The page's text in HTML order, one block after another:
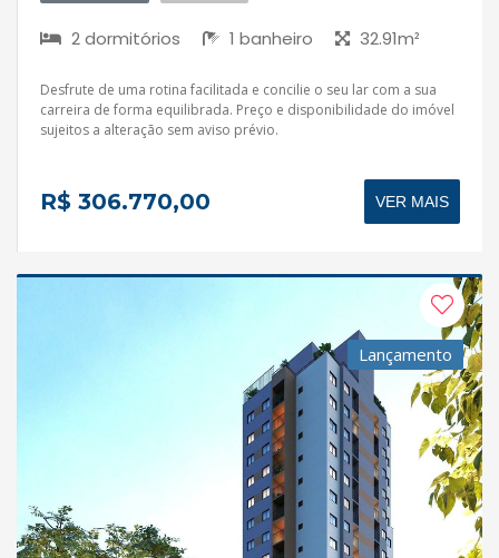
2 dormitórios 1 banheiro 32.91m²
Desfrute de uma rotina facilitada e concilie o seu lar com a sua
carreira de forma equilibrada. Preço e disponibilidade do imóvel
sujeitos a alteração sem aviso prévio.
R$ 306.770,00 VER MAIS
Lançamento